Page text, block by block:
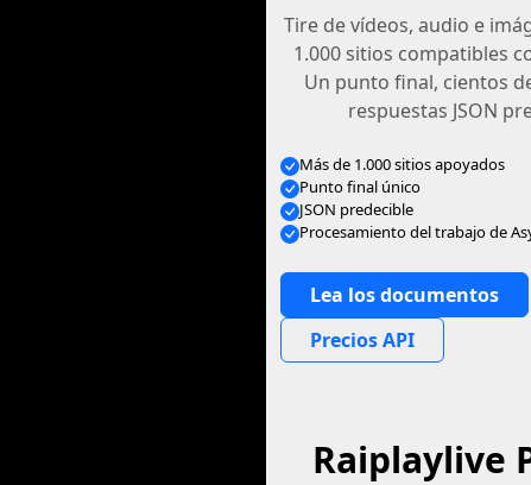
Tire de vídeos, audio e
1.000 sitios compatibles
Un punto final, cientos
respuestas JSON
Más de 1.000 sitios apoyados
Punto final único
JSON predecible
Procesamiento del trabajo de
Lea los documentos
Precios API
Raiplaylive